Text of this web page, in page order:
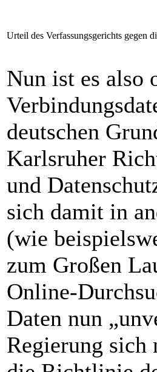
Urteil des Verfassungsgerichts gegen
Nun ist es also
deutschen
Karlsruher
und
sich damit in
(wie
zum Großen
Online-
Daten nun
Regierung sich